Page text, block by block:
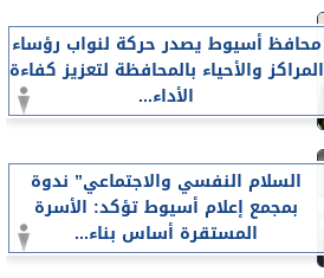
محافظ أسيوط يصدر حركة لنواب رؤساء
المراكز والأحياء بالمحافظة لتعزيز كفاءة
الأداء...
السلام النفسي والاجتماعي” ندوة
بمجمع إعلام أسيوط تؤكد: الأسرة
المستقرة أساس بناء...